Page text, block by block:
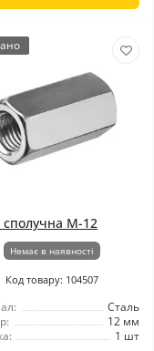
сполучна М-12
Немає в наявності
Код товару: 104507
Сталь
12 мм
1 шт